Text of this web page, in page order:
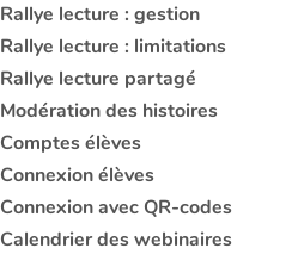
Rallye lecture : gestion
Rallye lecture : limitations
Rallye lecture partagé
Modération des histoires
Comptes élèves
Connexion élèves
Connexion avec QR-codes
Calendrier des webinaires